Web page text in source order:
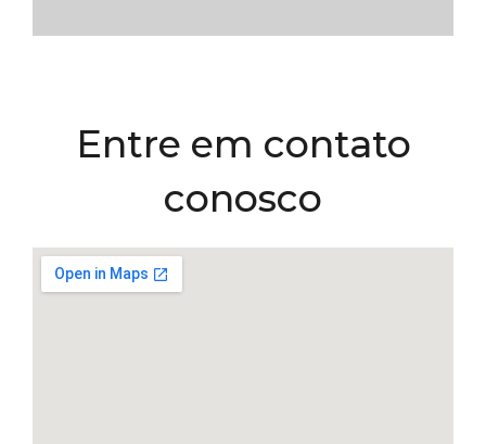
Entre em contato
conosco